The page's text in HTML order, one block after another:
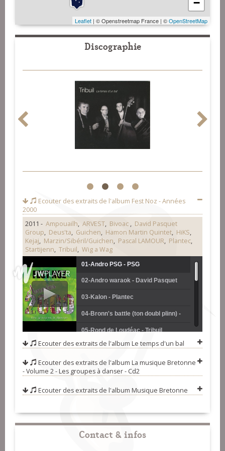
−
Leaflet | © Openstreetmap France | ©OpenStreetMap
Discographie
1 2 3 4
Ecouter des extraits de l'album Fest Noz - Années
2000
2011 - Ampouailh, ARVEST, Bivoac , David Pasquet
Group, Deus'ta, Guichen, Hamon Martin Quintet, HiKS,
Kejaj, Marzin/Sibéril/Guichen, Pascal LAMOUR, Plantec,
Startijenn, Tribuil, Wig a Wag
01-Andro PSG - PSG
02-Andro waraok - David Pasquet
Group
03-Kalon - Plantec
04-Bronn's battle (ton doubl plinn) -
Startijenn
05-Rond de Loudéac - Tribuil
06-E ti Lisa (andro) - Wig A Wag
07-E kroazent ma buhez (kas ha
Bivoac
09-Dans tro mod ar Poher - Deus'Ta
10-Ker an dour - Les Frères Guichen
11-Ober troig mezv (polka) -
Ecouter des extraits de l'album Le temps d'un bal
Ecouter des extraits de l'album La musique Bretonne
- Volume 2 - Les groupes à danser - Cd2
Ecouter des extraits de l'album Musique Bretonne
Contact & infos